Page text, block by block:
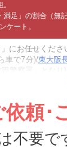
足」の割合（無記
ケート。
にお任せくだ
車で7分)/東大阪
警察署」とな
施設から搬送
依頼･
不要